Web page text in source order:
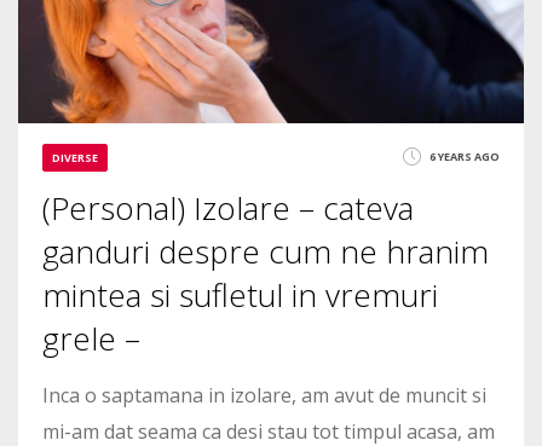
4319
DIVERSE 6 YEARS AGO
(Personal) Izolare – cateva
ganduri despre cum ne hranim
mintea si sufletul in vremuri
grele –
Inca o saptamana in izolare, am avut de muncit si
mi-am dat seama ca desi stau tot timpul acasa, am